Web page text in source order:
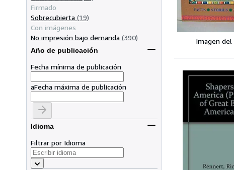
Firmado
Sobrecubierta (19)
Con imágenes
No impresión bajo demanda (390)
Año de publicación
Fecha mínima de publicación
aFecha máxima de publicación
Idioma
Filtrar por Idioma
Imagen